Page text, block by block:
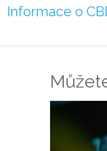
Informace o